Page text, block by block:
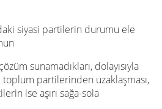
siyasi partilerin durumu ele
sunamadıkları, dolayısıyla
partilerinden uzaklaşması,
ise aşırı sağa-sola